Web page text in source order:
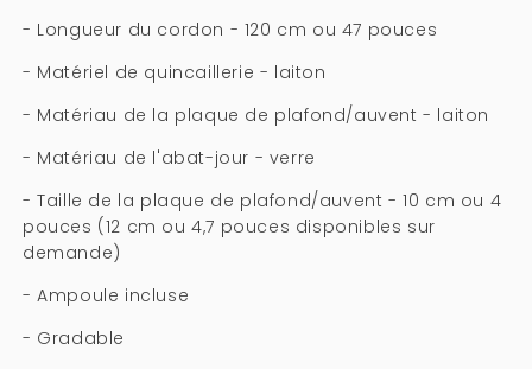
- Longueur du cordon - 120 cm ou 47 pouces
- Matériel de quincaillerie - laiton
- Matériau de la plaque de plafond/auvent - laiton
- Matériau de l'abat-jour - verre
- Taille de la plaque de plafond/auvent - 10 cm ou 4
pouces (12 cm ou 4,7 pouces disponibles sur
demande)
- Ampoule incluse
- Gradable